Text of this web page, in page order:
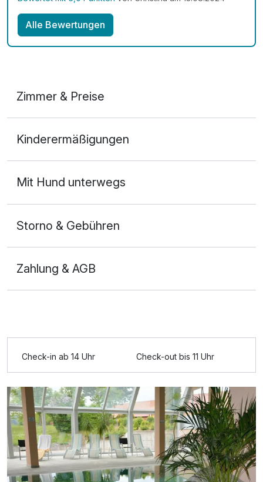
Alle Bewertungen
Zimmer & Preise
2 Erwachsene
Ausstattung
Zusatznächte
Für 6 Tage p.P. ab332,00 €
Kinderermäßigungen
Mit Hund unterwegs
Storno & Gebühren
Zahlung & AGB
Check-in ab 14 Uhr Check-out bis 11 Uhr